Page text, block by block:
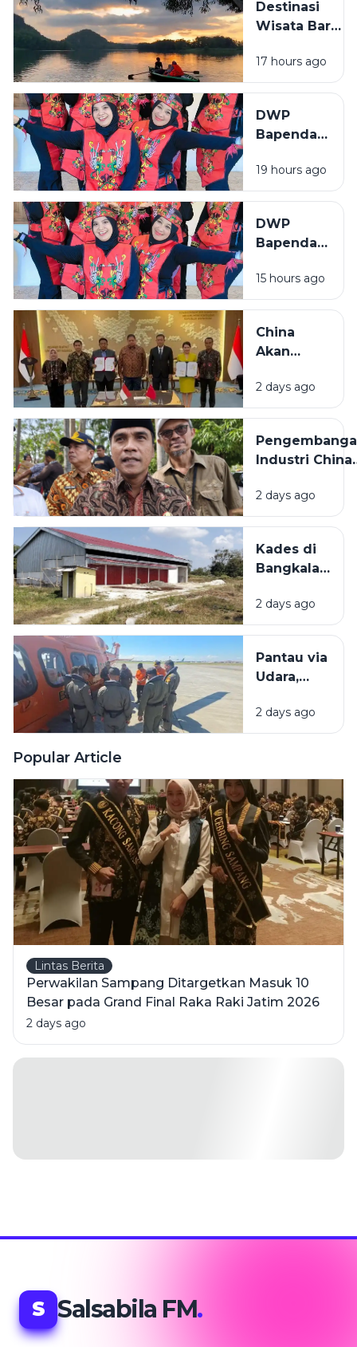
Mushaf
Qur'an
Destinasi
Wisata Baru
di Sampang,
Pemkab
Perizinan
dan
17 hours ago
DWP
Bapenda
Tampil
Semangat
Menyanyi
Lagu
HUT RI ke-
81
19 hours ago
DWP
Bapenda
Tampil
Semangat
Menyanyi
Lagu
HUT RI ke-
81
15 hours ago
China
Akan
Pabrik
Industri
Karya di
Madura
2 days ago
Industri China
Dilaksanakan
Bangkalan,
Menyerap
Ribuan
2 days ago
Kades di
Bangkalan
KDMP
Dibangun
Sawah: Itu
Dekat SD
2 days ago
Pantau via
Udara,
Tak
Temukan
Mutiara
Sentosa 2
di Perairan
Sumenep
2 days ago
Popular Article
Lintas Berita
Perwakilan Sampang Ditargetkan Masuk 10
Besar pada Grand Final Raka Raki Jatim 2026
2 days ago
S Salsabila FM.